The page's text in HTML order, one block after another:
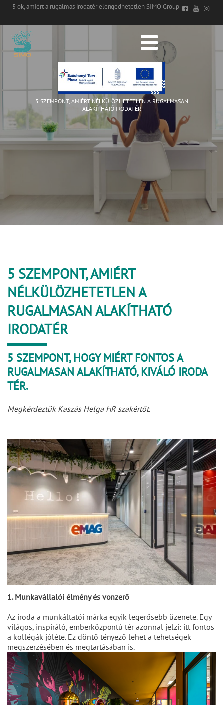
5 ok, amiért a rugalmas irodatér elengedhetetlen SIMO Group
5 SZEMPONT, AMIÉRT NÉLKÜLÖZHETETLEN A RUGALMASAN
ALAKÍTHATÓ IRODATÉR
5 SZEMPONT, AMIÉRT
NÉLKÜLÖZHETETLEN A
RUGALMASAN ALAKÍTHATÓ
IRODATÉR
5 SZEMPONT, HOGY MIÉRT FONTOS A
RUGALMASAN ALAKÍTHATÓ, KIVÁLÓ IRODA
TÉR.
Megkérdeztük Kaszás Helga HR szakértőt.
1. Munkavállalói élmény és vonzerő
Az iroda a munkáltatói márka egyik legerősebb üzenete. Egy
világos, inspiráló, emberközpontú tér azonnal jelzi: itt fontos
a kollégák jóléte. Ez döntő tényező lehet a tehetségek
megszerzésében és megtartásában is.